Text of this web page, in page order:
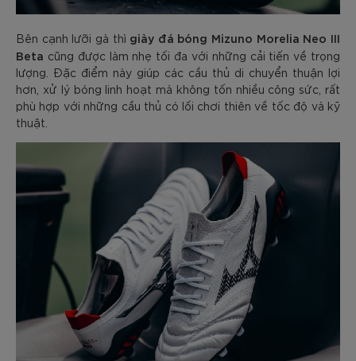
Bên cạnh lưỡi gà thì giày đá bóng Mizuno Morelia Neo III
Beta cũng được làm nhẹ tối đa với những cải tiến về trọng
lượng. Đặc điểm này giúp các cầu thủ di chuyển thuận lợi
hơn, xử lý bóng linh hoạt mà không tốn nhiều công sức, rất
phù hợp với những cầu thủ có lối chơi thiên về tốc độ và kỹ
thuật.